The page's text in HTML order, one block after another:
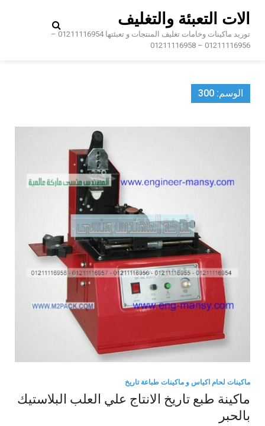
content
الات التعبئة والتغليف
توريد ماكينات وخامات تغليف المنتجات و تعبئتها 01211116954 –
01211116956 – 01211116958
الوسم: 300
ماكينات لحام اكياس و ماكينات طباعة تاريخ
ماكينة طبع تاريخ الانتاج علي العلب البلاستيك
بالحبر